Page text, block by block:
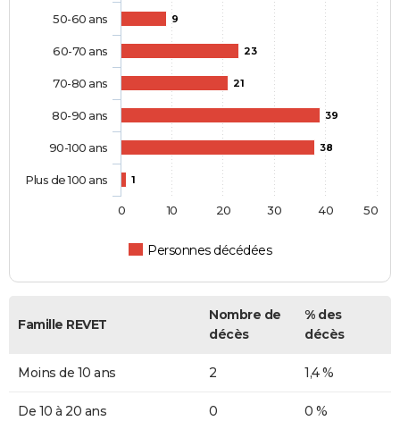
9
23
21
39
38
1
Personnes décédées
50-60 ans
60-70 ans
70-80 ans
80-90 ans
90-100 ans
Plus de 100 ans
0 10 20 30 40 50
Famille REVET
Nombre de
décès
% des
décès
Moins de 10 ans 2 1,4 %
De 10 à 20 ans 0 0 %